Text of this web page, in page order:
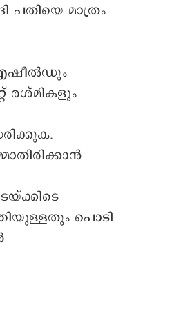
പതിയെ മാത്രം
ഐഷീൽഡും
രശ്മികളും
പൊടി